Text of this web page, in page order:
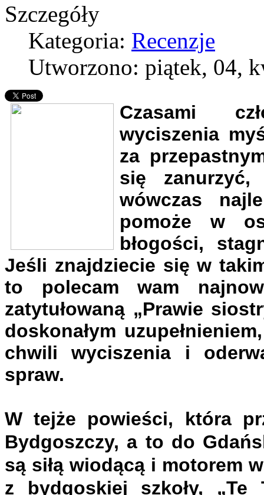
Szczegóły
Kategoria: Recenzje
Utworzono: piątek, 04,
Czasami
wyciszenia
za
się
wówczas
pomoże w
błogości,
Jeśli znajdziecie się w
to polecam wam
zatytułowaną „Prawie
doskonałym
chwili wyciszenia i
spraw.
W tejże powieści, która
Bydgoszczy, a to do
są siłą wiodącą i motorem
z bydgoskiej szkoły,